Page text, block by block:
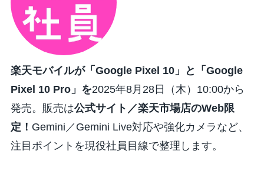
楽天モバイルが「Google Pixel 10」と「Google
Pixel 10 Pro」を2025年8月28日（木）10:00から
発売。販売は公式サイト／楽天市場店のWeb限
定！ Gemini／Gemini Live対応や強化カメラなど、
注目ポイントを現役社員目線で整理します。